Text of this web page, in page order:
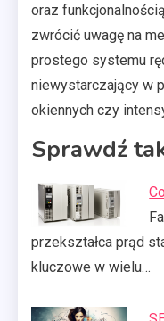
oraz
zwrócić uwagę na
prostego systemu
niewystarczający w
okiennych czy
Sprawdź
przekształca prąd
kluczowe w wielu…